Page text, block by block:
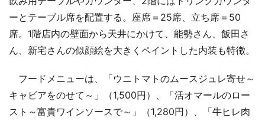
ーとテーブル席を配置する。座席＝25席、立ち席＝50
席。1階店内の壁面から天井にかけて、能勢さん、飯田さ
ん、新宅さんの似顔絵を大きくペイントした内装も特徴。
フードメニューは、「ウニトマトのムースジュレ寄せ～
キャビアをのせて～」（1,500円）、「活オマールのロー
スト～富貴ワインソースで～」（1,280円）、「牛ヒレ肉